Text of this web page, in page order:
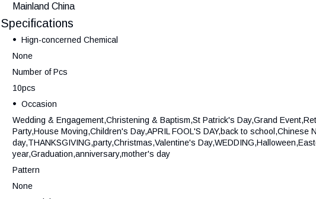
Mainland China
Specifications
Hign-concerned Chemical
None
Number of Pcs
10pcs
Occasion
Wedding & Engagement,Christening & Baptism,St Patrick's Day,Grand
Party,House Moving,Children's Day,APRIL FOOL'S DAY,back to school,Chinese
day,THANKSGIVING,party,Christmas,Valentine's
year,Graduation,anniversary,mother's day
Pattern
None